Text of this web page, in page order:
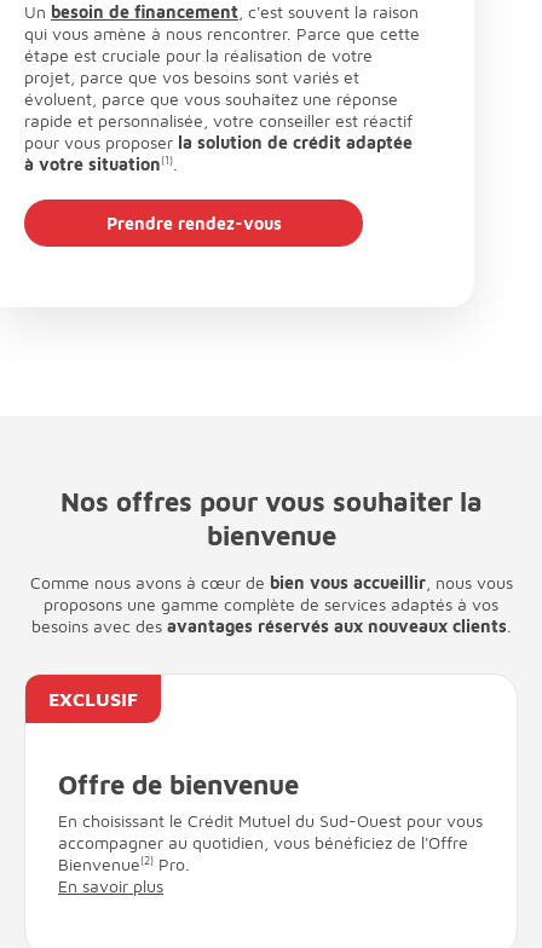
Un besoin de financement , c'est souvent la raison
qui vous amène à nous rencontrer. Parce que cette
étape est cruciale pour la réalisation de votre
projet, parce que vos besoins sont variés et
évoluent, parce que vous souhaitez une réponse
rapide et personnalisée, votre conseiller est réactif
pour vous proposer la solution de crédit adaptée
à votre situation(1)
Prendre rendez-vous
Nos offres pour vous souhaiter la
bienvenue
Comme nous avons à cœur de bien vous accueillir, nous vous
proposons une gamme complète de services adaptés à vos
besoins avec des avantages réservés aux nouveaux clients.
EXCLUSIF
Offre de bienvenue
En choisissant le Crédit Mutuel du Sud-Ouest pour vous
accompagner au quotidien, vous bénéficiez de l'Offre
Bienvenue(2) Pro.
En savoir plus